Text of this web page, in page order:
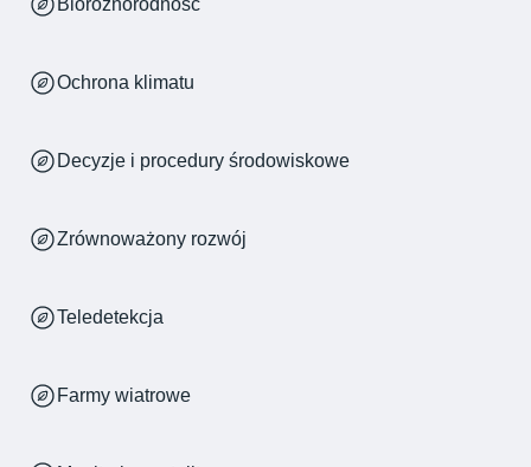
Bioróżnorodność
Ochrona klimatu
Decyzje i procedury środowiskowe
Zrównoważony rozwój
Teledetekcja
Farmy wiatrowe